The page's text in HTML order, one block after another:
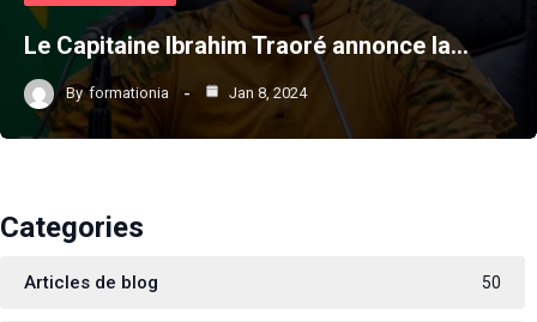
Le Capitaine Ibrahim Traoré annonce la…
By formationia Jan 8, 2024
Categories
Articles de blog 50